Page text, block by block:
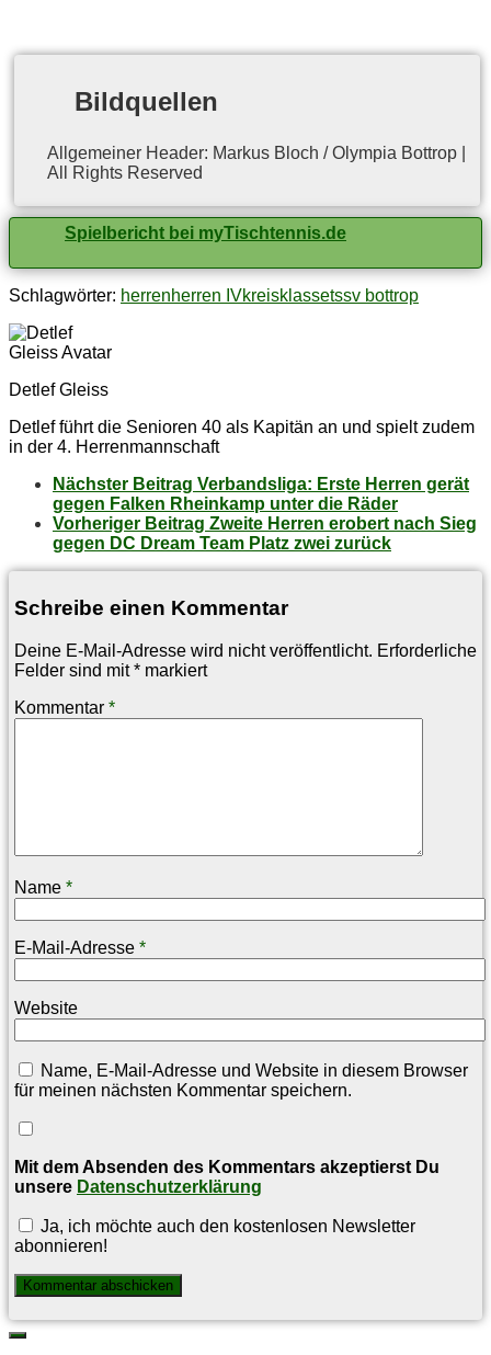
Bild­quel­len
All­ge­mei­ner Hea­der: Mar­kus Bloch / Olym­pia Bot­trop |
All Rights Reserved
Spielbericht bei myTischtennis.de
Schlagwörter: herrenherren IVkreisklassetssv bottrop
Detlef Gleiss
Detlef führt die Senioren 40 als Kapitän an und spielt zudem
in der 4. Herrenmannschaft
Nächster Beitrag Ver­bands­li­ga: Ers­te Her­ren ge­rät
ge­gen Fal­ken Rhein­kamp un­ter die Räder
Vorheriger Beitrag Zwei­te Her­ren er­obert nach Sieg
ge­gen DC Dream Team Platz zwei zurück
Schreibe einen Kommentar
Deine E-Mail-Adresse wird nicht veröffentlicht. Erforderliche
Felder sind mit* markiert
Kommentar *
Name *
E-Mail-Adresse *
Website
Name, E-Mail-Adresse und Website in diesem Browser
für meinen nächsten Kommentar speichern.
Mit dem Absenden des Kommentars akzeptierst Du
unsere Datenschutzerklärung
Ja, ich möchte auch den kostenlosen Newsletter
abonnieren!